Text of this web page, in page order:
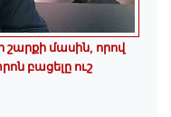
մասին, որով
բացելը ուշ